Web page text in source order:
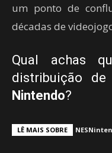
um ponto de
décadas de
Qual achas
distribuição
Nintendo?
LÊ MAIS SOBRE NES